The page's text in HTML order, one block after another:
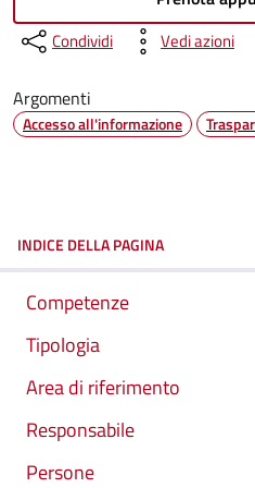
Condividi Vedi azioni
Argomenti
Accesso all'informazione
INDICE DELLA PAGINA
Competenze
Tipologia
Area di riferimento
Responsabile
Persone